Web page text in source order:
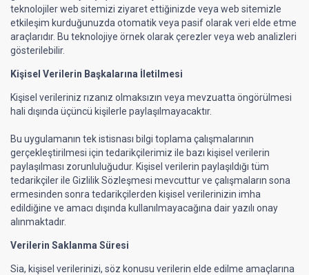
teknolojiler web sitemizi ziyaret ettiğinizde veya web sitemizle
etkileşim kurduğunuzda otomatik veya pasif olarak veri elde etme
araçlarıdır. Bu teknolojiye örnek olarak çerezler veya web analizleri
gösterilebilir.
Kişisel Verilerin Başkalarına İletilmesi
Kişisel verileriniz rızanız olmaksızın veya mevzuatta öngörülmesi
hali dışında üçüncü kişilerle paylaşılmayacaktır.
Bu uygulamanın tek istisnası bilgi toplama çalışmalarının
gerçekleştirilmesi için tedarikçilerimiz ile bazı kişisel verilerin
paylaşılması zorunluluğudur. Kişisel verilerin paylaşıldığı tüm
tedarikçiler ile Gizlilik Sözleşmesi mevcuttur ve çalışmaların sona
ermesinden sonra tedarikçilerden kişisel verilerinizin imha
edildiğine ve amacı dışında kullanılmayacağına dair yazılı onay
alınmaktadır.
Verilerin Saklanma Süresi
Sia, kişisel verilerinizi, söz konusu verilerin elde edilme amaçlarına